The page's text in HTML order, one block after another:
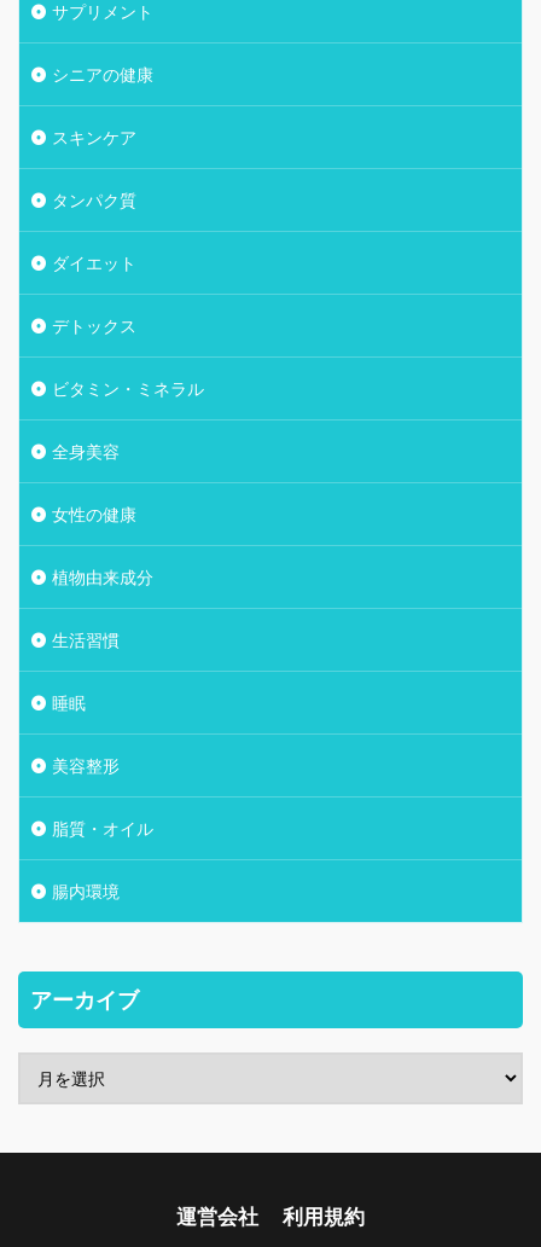
サプリメント
シニアの健康
スキンケア
タンパク質
ダイエット
デトックス
ビタミン・ミネラル
全身美容
女性の健康
植物由来成分
生活習慣
睡眠
美容整形
脂質・オイル
腸内環境
アーカイブ
運営会社 利用規約